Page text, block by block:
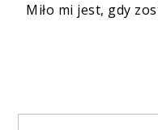
Miło mi jest, gdy